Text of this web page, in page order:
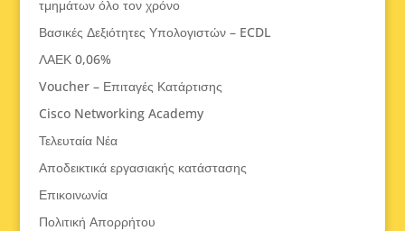
τμημάτων όλο τον χρόνο
Βασικές Δεξιότητες Υπολογιστών – ECDL
ΛΑΕΚ 0,06%
Voucher – Επιταγές Κατάρτισης
Cisco Networking Academy
Τελευταία Νέα
Αποδεικτικά εργασιακής κατάστασης
Επικοινωνία
Πολιτική Απορρήτου